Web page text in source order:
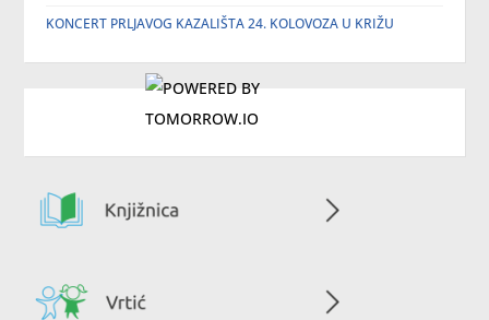
KONCERT PRLJAVOG KAZALIŠTA 24. KOLOVOZA U KRIŽU